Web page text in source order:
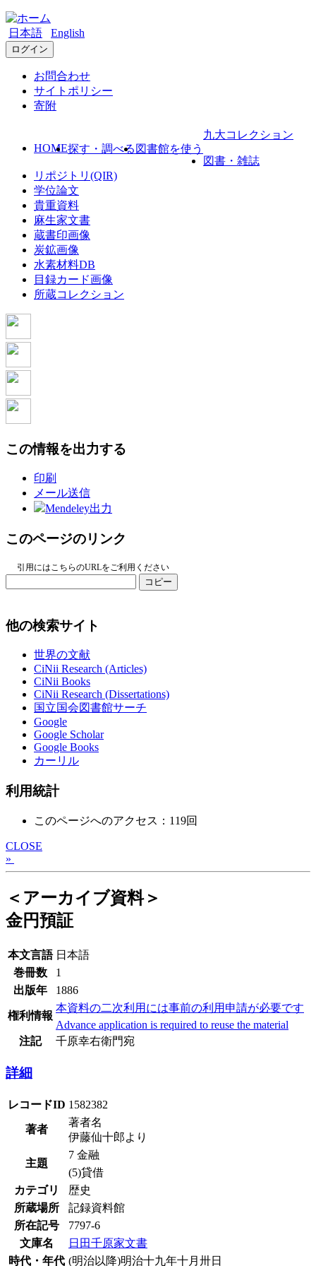
日本語 English
ログイン
お問合わせ
サイトポリシー
寄附
HOME探す・調べる 図書館を使う
九大コレクション
図書・雑誌
リポジトリ(QIR)
学位論文
貴重資料
麻生家文書
蔵書印画像
炭鉱画像
水素材料DB
目録カード画像
所蔵コレクション
この情報を出力する
印刷
メール送信
Mendeley出力
このページのリンク
引用にはこちらのURLをご利用ください
コピー
他の検索サイト
世界の文献
CiNii Research (Articles)
CiNii Books
CiNii Research (Dissertations)
国立国会図書館サーチ
Google
Google Scholar
Google Books
カーリル
利用統計
このページへのアクセス：119回
CLOSE
»
＜アーカイブ資料＞
金円預証
本文言語 日本語
巻冊数
1
出版年
1886
権利情報
本資料の二次利用には事前の利用申請が必要です
Advance application is required to reuse the material
注記
千原幸右衛門宛
詳細
レコードID 1582382
著者
著者名
伊藤仙十郎より
主題
7 金融
(5)貸借
カテゴリ
歴史
所蔵場所
記録資料館
所在記号
7797-6
文庫名
日田千原家文書
時代・年代 (明治以降)明治十九年十月卅日